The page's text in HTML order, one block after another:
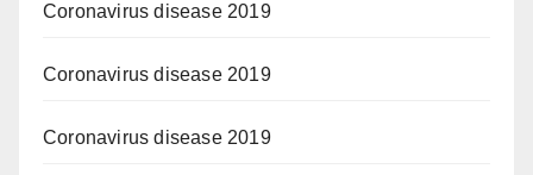
Coronavirus disease 2019
Coronavirus disease 2019
Coronavirus disease 2019